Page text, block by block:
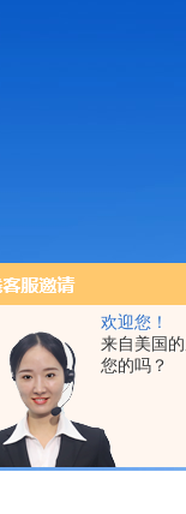
欢迎您！
来自美国
您的吗？